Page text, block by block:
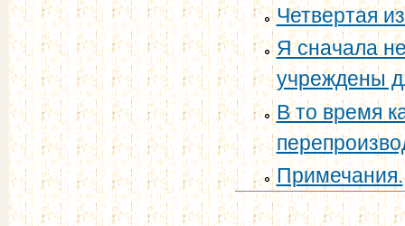
Четвертая
Я сначала
учреждены
В то время
Примечания.